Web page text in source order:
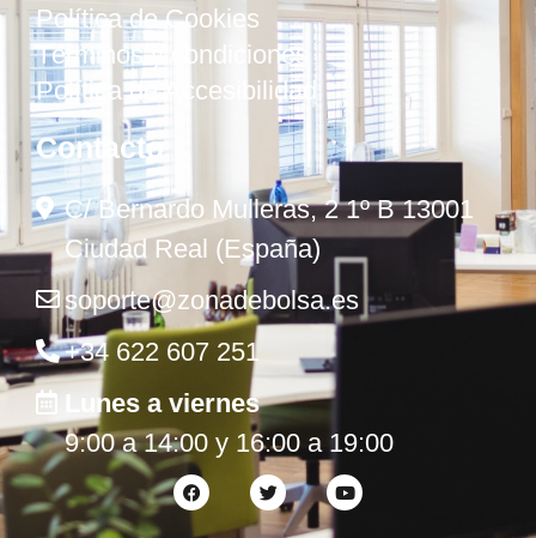
Política de Cookies
Términos y condiciones
Política de Accesibilidad
Contacto
C/ Bernardo Mulleras, 2 1º B 13001
Ciudad Real (España)
soporte@zonadebolsa.es
+34 622 607 251
Lunes a viernes
9:00 a 14:00 y 16:00 a 19:00